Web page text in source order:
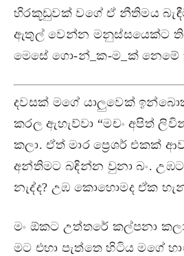
හිරකූඩුවක් වගේ ඒ නීතිමය
ඇතුල් වෙන්න මනුස්සයෙක්ට
මෙසේ ගො-න්_ක-ම_ක්
දවසක් මගේ යාලුවෙක්
කරල ඇහැව්වා “මචං අපිත්
කලා. ඒත් මාර ප්‍රෙශර් එකක්
අන්තිමට බඳින්න වුනා බං.
නැද්ද? උඹ කොහොමද ඒක
මං ඕකට උත්තරේ කල්පනා
මට එහා පැත්තෙ හිටිය මගේ